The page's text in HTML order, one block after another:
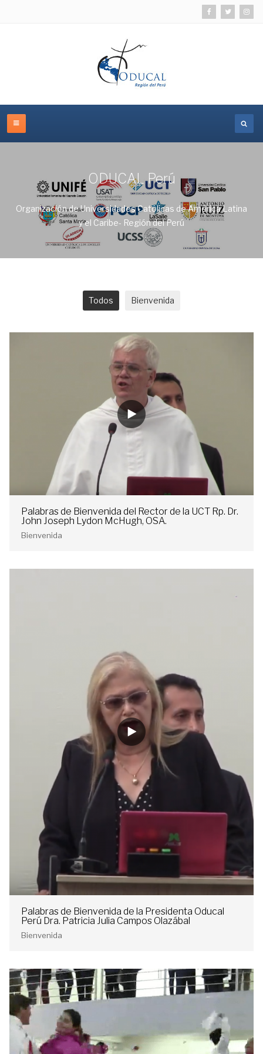
ODUCAL Perú
Organización de Universidades Católicas de América Latina
y el Caribe- Región del Perú
Todos Bienvenida
Palabras de Bienvenida del Rector de la UCT Rp. Dr.
John Joseph Lydon McHugh, OSA.
Bienvenida
Palabras de Bienvenida de la Presidenta Oducal
Perú Dra. Patricia Julia Campos Olazábal
Bienvenida